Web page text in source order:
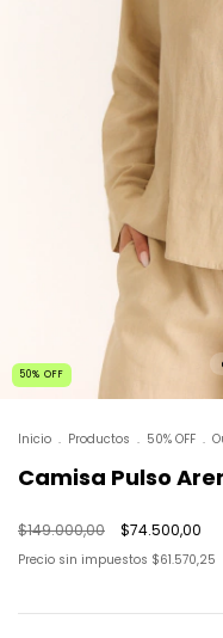
50% OFF
Inicio . Productos . 50% OFF .
Camisa Pulso
$149.000,00 $74.500,00
Precio sin impuestos $61.570,25